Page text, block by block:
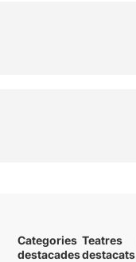
Categories
destacades
Teatres
destacats